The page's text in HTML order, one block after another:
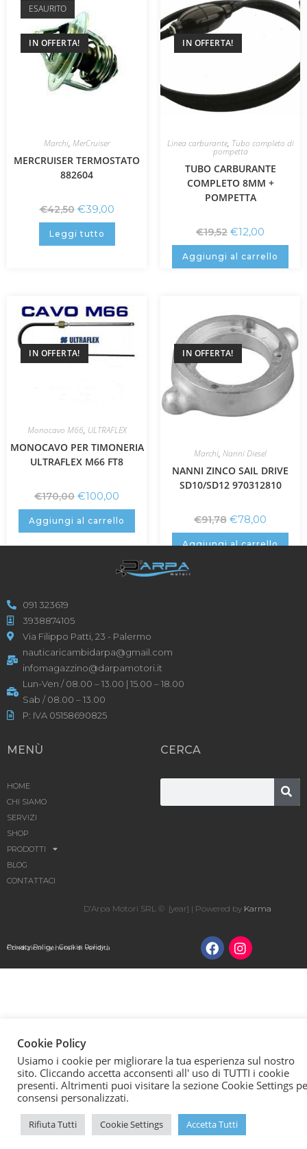
ESAURITO
IN OFFERTA!
Marchi, MerCruiser
MERCRUISER TERMOSTATO
882604
€42,50 €39,00
Leggi tutto
IN OFFERTA!
Linea carburante, Tubo completo di
pompetta
TUBO CARBURANTE
COMPLETO 8MM +
POMPETTA
€19,52 €12,00
Aggiungi al carrello
IN OFFERTA!
Monocavo M66, ULTRAFLEX
MONOCAVO PER TIMONERIA
ULTRAFLEX M66 FT8
€170,00 €100,00
Aggiungi al carrello
IN OFFERTA!
Marchi, Nanni Diesel
NANNI ZINCO SAIL DRIVE
SD10/SD12 970312810
€91,78 €78,00
Aggiungi al carrello
091 323619
3938874105
Via Filippo Patti, 23 - Palermo
nauticaricambidarpa@gmail.com
infomagazzino@darpamotori.it
Lun-Ven / 08.00 – 13.00 | 15.00 – 18.00
Sab / 08.00 – 13.00
P: IVA 05158690825
MENÙ
HOME
CHI SIAMO
SERVIZI
SHOP
PRODOTTI
BLOG
CONTATTACI
CERCA
D’Arpa Motori SRL © [year] | Powered by Karma
Privacy Policy|Cookie Policy|
Condizioni generali di vendita
Cookie Policy
Usiamo i cookie per migliorare la tua esperienza sul nostro
sito. Cliccando accetta acconsenti all' uso di TUTTI i cookie
presenti. Altrimenti puoi visitare la sezione Cookie Settings
consensi personalizzati.
Rifiuta Tutti Cookie Settings Accetta Tutti